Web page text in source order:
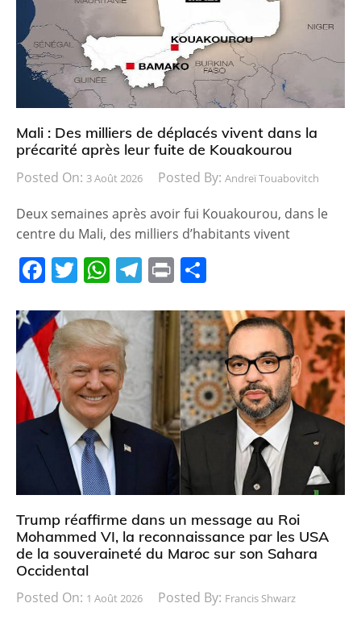
Mali : Des milliers de déplacés vivent dans la
précarité après leur fuite de Kouakourou
Posted On: 3 Août 2026 Posted By: Andreï Touabovitch
Deux semaines après avoir fui Kouakourou, dans le
centre du Mali, des milliers d’habitants vivent
F
a
c
e
b
o
o
T
w
itt
er
W
h
at
s
A
p
p
T
el
e
gr
a
m
Pr
in
t ta
g
er
Trump réaffirme dans un message au Roi
Mohammed VI, la reconnaissance par les USA
de la souveraineté du Maroc sur son Sahara
Occidental
Posted On: 1 Août 2026 Posted By: Francis Shwarz